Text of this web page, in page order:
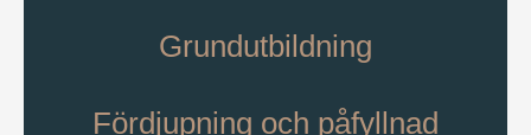
Grundutbildning
Fördjupning och påfyllnad